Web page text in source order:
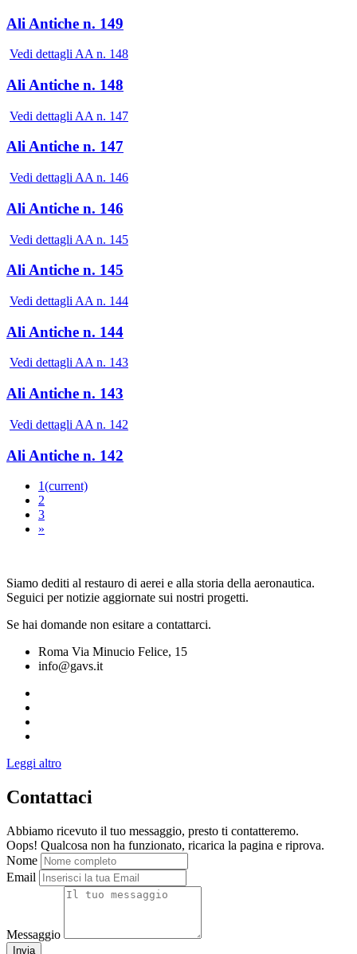
Ali Antiche n. 149
Vedi dettagli AA n. 148
Ali Antiche n. 148
Vedi dettagli AA n. 147
Ali Antiche n. 147
Vedi dettagli AA n. 146
Ali Antiche n. 146
Vedi dettagli AA n. 145
Ali Antiche n. 145
Vedi dettagli AA n. 144
Ali Antiche n. 144
Vedi dettagli AA n. 143
Ali Antiche n. 143
Vedi dettagli AA n. 142
Ali Antiche n. 142
1(current)
2
3
»
Siamo dediti al restauro di aerei e alla storia della aeronautica.
Seguici per notizie aggiornate sui nostri progetti.
Se hai domande non esitare a contattarci.
Roma Via Minucio Felice, 15
info@gavs.it
Leggi altro
Contattaci
Abbiamo ricevuto il tuo messaggio, presto ti contatteremo.
Oops! Qualcosa non ha funzionato, ricarica la pagina e riprova.
Nome
Email
Messaggio